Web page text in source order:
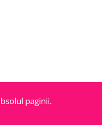
paginii.